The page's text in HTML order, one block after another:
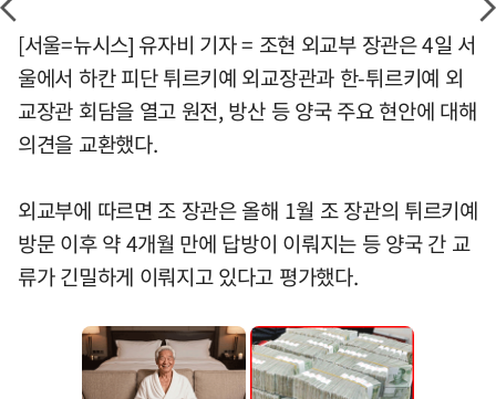
[서울=뉴시스] 유자비 기자 = 조현 외교부 장관은 4일 서
울에서 하칸 피단 튀르키예 외교장관과 한-튀르키예 외
교장관 회담을 열고 원전, 방산 등 양국 주요 현안에 대해
의견을 교환했다.
외교부에 따르면 조 장관은 올해 1월 조 장관의 튀르키예
방문 이후 약 4개월 만에 답방이 이뤄지는 등 양국 간 교
류가 긴밀하게 이뤄지고 있다고 평가했다.